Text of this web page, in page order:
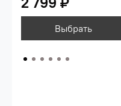
Выбрать